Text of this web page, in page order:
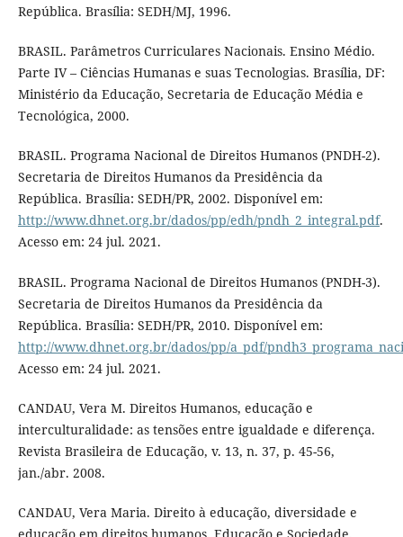
República. Brasília: SEDH/MJ, 1996.
BRASIL. Parâmetros Curriculares Nacionais. Ensino Médio.
Parte IV – Ciências Humanas e suas Tecnologias. Brasília, DF:
Ministério da Educação, Secretaria de Educação Média e
Tecnológica, 2000.
BRASIL. Programa Nacional de Direitos Humanos (PNDH-2).
Secretaria de Direitos Humanos da Presidência da
República. Brasília: SEDH/PR, 2002. Disponível em:
http://www.dhnet.org.br/dados/pp/edh/pndh_2_integral.pdf.
Acesso em: 24 jul. 2021.
BRASIL. Programa Nacional de Direitos Humanos (PNDH-3).
Secretaria de Direitos Humanos da Presidência da
República. Brasília: SEDH/PR, 2010. Disponível em:
http://www.dhnet.org.br/dados/pp/a_pdf/
Acesso em: 24 jul. 2021.
CANDAU, Vera M. Direitos Humanos, educação e
interculturalidade: as tensões entre igualdade e diferença.
Revista Brasileira de Educação, v. 13, n. 37, p. 45-56,
jan./abr. 2008.
CANDAU, Vera Maria. Direito à educação, diversidade e
educação em direitos humanos. Educação e Sociedade,